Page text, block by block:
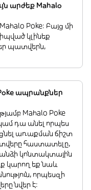
արժեք Mahalo
Poke: Բայց մի
կլինեք
պատվերն,
ապրանքներ
Mahalo Poke
դա անել որպես
առաքման ճիշտ
հաստատելը,
կոնտակտային
կարող եք նաև
որպեսզի
նվեր է: